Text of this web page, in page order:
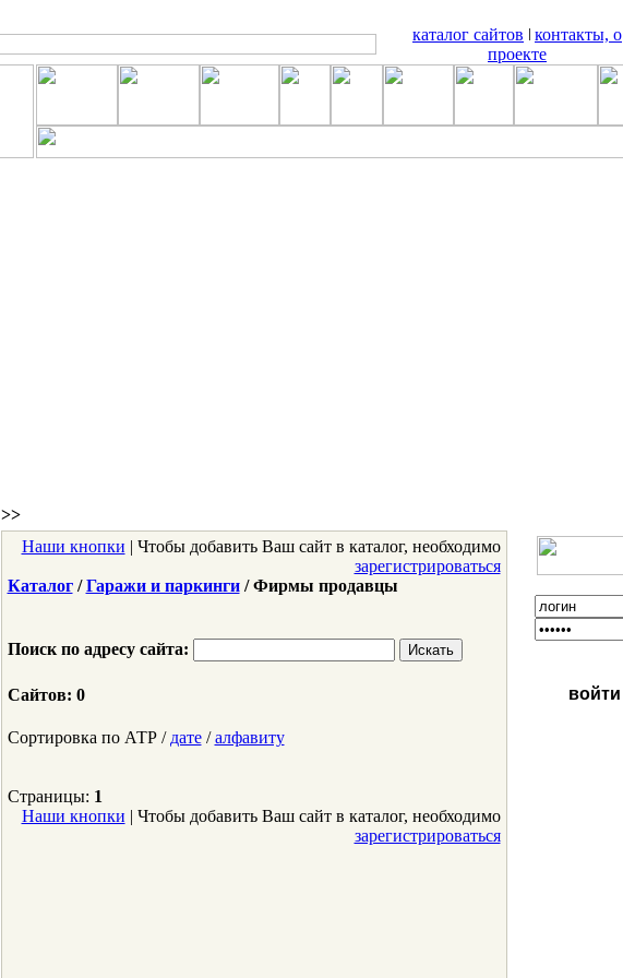
каталог сайтов
контакты, о
проекте
войти
>>
Наши кнопки | Чтобы добавить Ваш сайт в каталог, необходимо
зарегистрироваться
Каталог/Гаражи и паркинги/ Фирмы продавцы
Поиск по адресу сайта:
Сайтов: 0
Сортировка по АТР / дате/алфавиту
Страницы: 1
Наши кнопки | Чтобы добавить Ваш сайт в каталог, необходимо
зарегистрироваться